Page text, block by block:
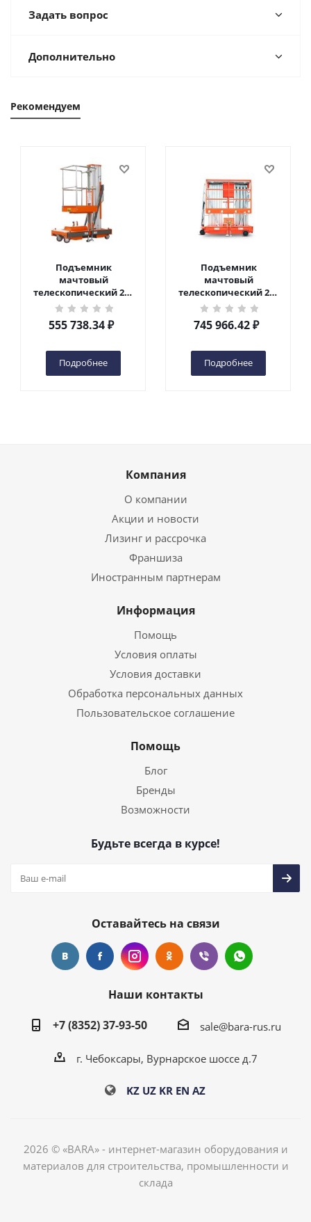
Задать вопрос
Дополнительно
Рекомендуем
Подъемник
мачтовый
телескопический 200
кг 6 м TOR GTWY6-200S
DC 2-мачтовый
(автономный) (G) в
555 738.34₽
Подробнее
Подъемник
мачтовый
телескопический 200
кг 10 м TOR GTWY10-
200S DC 2-мачтовый
(автономный) (N) в
745 966.42₽
Подробнее
Компания
О компании
Акции и новости
Лизинг и рассрочка
Франшиза
Иностранным партнерам
Информация
Помощь
Условия оплаты
Условия доставки
Обработка персональных данных
Пользовательское соглашение
Помощь
Блог
Бренды
Возможности
Будьте всегда в курсе!
Оставайтесь на связи
Наши контакты
+7 (8352) 37-93-50
sale@bara-rus.ru
г. Чебоксары, Вурнарское шоссе д.7
KZ UZ KR EN AZ
2026 © «BARA» - интернет-магазин оборудования и
материалов для строительства, промышленности и
склада